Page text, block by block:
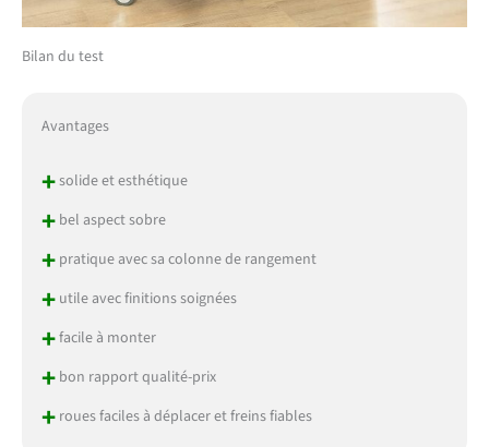
Bilan du test
Avantages
+solide et esthétique
+bel aspect sobre
+pratique avec sa colonne de rangement
+utile avec finitions soignées
+facile à monter
+bon rapport qualité-prix
+roues faciles à déplacer et freins fiables